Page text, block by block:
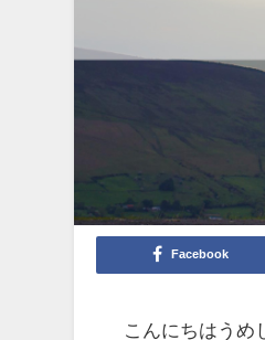
Facebook
こんにちはうめ